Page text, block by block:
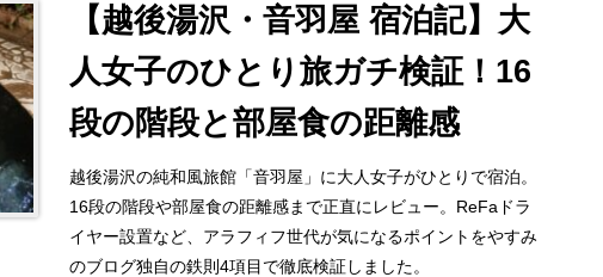
【越後湯沢・音羽屋 宿泊記】大
人女子のひとり旅ガチ検証！16
段の階段と部屋食の距離感
越後湯沢の純和風旅館「音羽屋」に大人女子がひとりで宿泊。
16段の階段や部屋食の距離感まで正直にレビュー。ReFaドラ
イヤー設置など、アラフィフ世代が気になるポイントをやすみ
のブログ独自の鉄則4項目で徹底検証しました。